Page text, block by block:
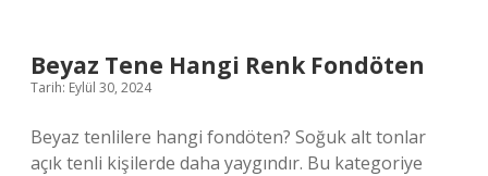
Beyaz Tene Hangi Renk Fondöten
Tarih: Eylül 30, 2024
Beyaz tenlilere hangi fondöten? Soğuk alt tonlar
açık tenli kişilerde daha yaygındır. Bu kategoriye